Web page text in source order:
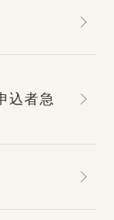
込者急